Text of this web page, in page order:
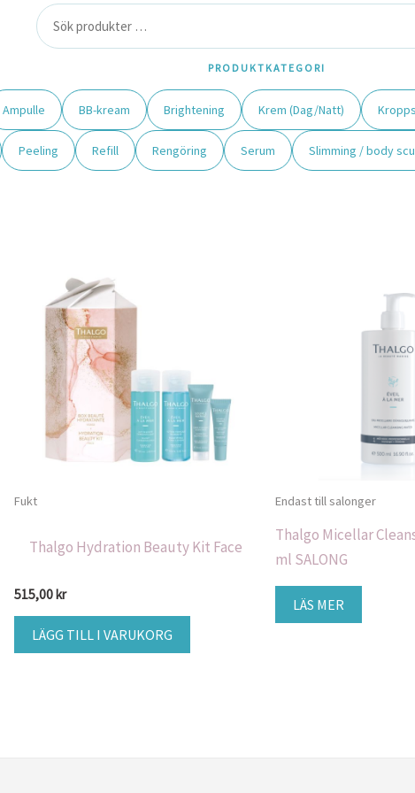
PRODUKTKATEGORI
Ampulle BB-kream Brightening Krem (Dag/Natt)
Peeling Refill Rengöring Serum Slimming / body
Fukt
Thalgo Hydration Beauty Kit Face
515,00 kr
LÄGG TILL I VARUKORG
Endast till salonger
Thalgo Micellar
ml SALONG
LÄS MER